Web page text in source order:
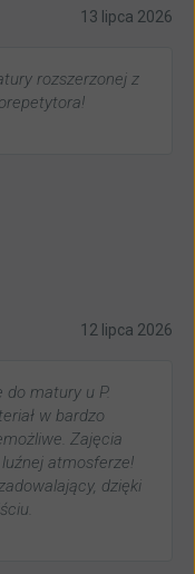
13 lipca 2026
rozszerzonej z
12 lipca 2026
matury u P.
w bardzo
Zajęcia
atmosferze!
dzięki